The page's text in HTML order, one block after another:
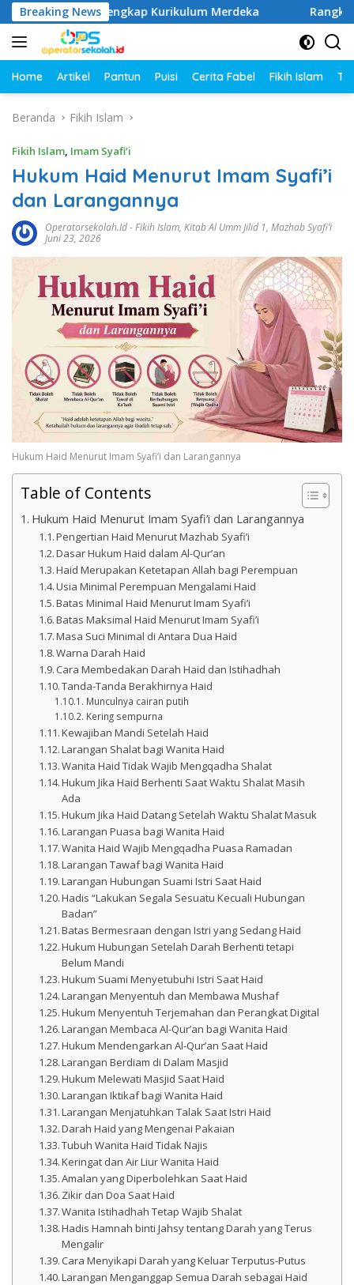
Langsung
ke
konten
Breaking News
SD Lengkap Kurikulum Merdeka Rangkuman
Home Artikel Pantun Puisi Cerita Fabel Fikih Islam
Beranda Fikih Islam
Fikih Islam, Imam Syafi’i
Hukum Haid Menurut Imam Syafi’i
dan Larangannya
Operatorsekolah.id-Fikih Islam, Kitab Al Umm Jilid 1, Mazhab Syafi’i
Juni 23, 2026
Hukum Haid Menurut Imam Syafi’i dan Larangannya
Table of Contents
Hukum Haid Menurut Imam Syafi’i dan Larangannya
Pengertian Haid Menurut Mazhab Syafi’i
Dasar Hukum Haid dalam Al-Qur’an
Haid Merupakan Ketetapan Allah bagi Perempuan
Usia Minimal Perempuan Mengalami Haid
Batas Minimal Haid Menurut Imam Syafi’i
Batas Maksimal Haid Menurut Imam Syafi’i
Masa Suci Minimal di Antara Dua Haid
Warna Darah Haid
Cara Membedakan Darah Haid dan Istihadhah
Tanda-Tanda Berakhirnya Haid
Munculnya cairan putih
Kering sempurna
Kewajiban Mandi Setelah Haid
Larangan Shalat bagi Wanita Haid
Wanita Haid Tidak Wajib Mengqadha Shalat
Hukum Jika Haid Berhenti Saat Waktu Shalat Masih
Ada
Hukum Jika Haid Datang Setelah Waktu Shalat Masuk
Larangan Puasa bagi Wanita Haid
Wanita Haid Wajib Mengqadha Puasa Ramadan
Larangan Tawaf bagi Wanita Haid
Larangan Hubungan Suami Istri Saat Haid
Hadis “Lakukan Segala Sesuatu Kecuali Hubungan
Badan”
Batas Bermesraan dengan Istri yang Sedang Haid
Hukum Hubungan Setelah Darah Berhenti tetapi
Belum Mandi
Hukum Suami Menyetubuhi Istri Saat Haid
Larangan Menyentuh dan Membawa Mushaf
Hukum Menyentuh Terjemahan dan Perangkat Digital
Larangan Membaca Al-Qur’an bagi Wanita Haid
Hukum Mendengarkan Al-Qur’an Saat Haid
Larangan Berdiam di Dalam Masjid
Hukum Melewati Masjid Saat Haid
Larangan Iktikaf bagi Wanita Haid
Larangan Menjatuhkan Talak Saat Istri Haid
Darah Haid yang Mengenai Pakaian
Tubuh Wanita Haid Tidak Najis
Keringat dan Air Liur Wanita Haid
Amalan yang Diperbolehkan Saat Haid
Zikir dan Doa Saat Haid
Wanita Istihadhah Tetap Wajib Shalat
Hadis Hamnah binti Jahsy tentang Darah yang Terus
Mengalir
Cara Menyikapi Darah yang Keluar Terputus-Putus
Larangan Menganggap Semua Darah sebagai Haid